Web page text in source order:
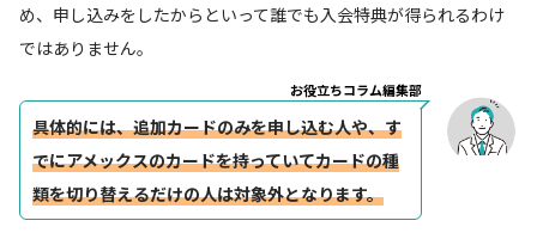
め、申し込みをしたからといって誰でも入会特典が得られるわけ
ではありません。
お役立ちコラム編集部
具体的には、追加カードのみを申し込む人や、す
でにアメックスのカードを持っていてカードの種
類を切り替えるだけの人は対象外となります。